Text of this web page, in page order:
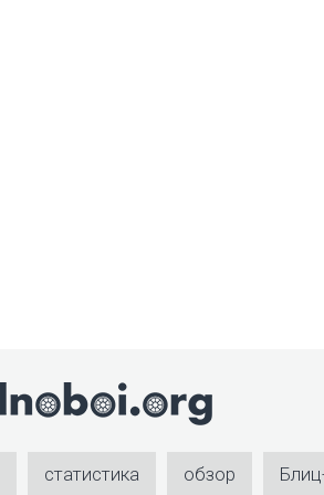
статистика обзор